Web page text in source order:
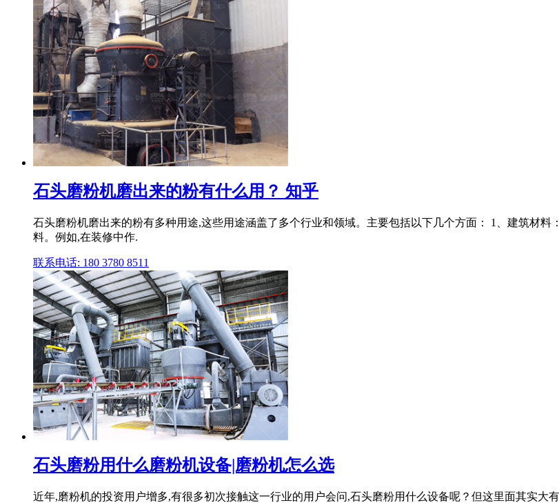
石头磨粉机磨出来的粉有什么用？ 知乎
石头磨粉机磨出来的粉有多种用途,‌这些用途涵盖了多个行业和领域。‌主要包括以下几个方面：‌ 1、建筑材
料。‌例如,‌在装修中作.
联系电话: 180 3780 8511
石头磨粉用什么磨粉机设备|磨粉机怎么选
近年,磨粉机的投资用户增多,有很多初次接触这一行业的用户会问,石头磨粉用什么设备呢？但这里面其实